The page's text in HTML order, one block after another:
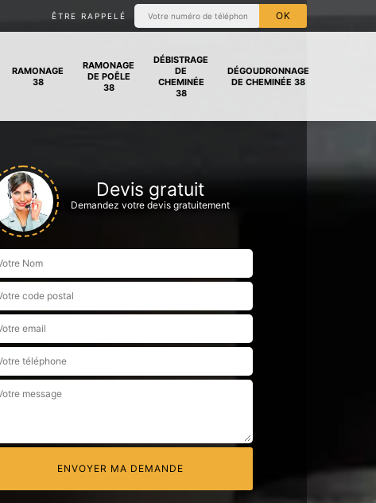
ÊTRE RAPPELÉ
RAMONAGE
38
RAMONAGE
DE POÊLE
38
DÉBISTRAGE
DE
CHEMINÉE
38
DÉGOUDRONNAGE
DE CHEMINÉE 38
Devis gratuit
Demandez votre devis gratuitement